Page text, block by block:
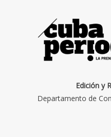
Edición y
Departamento de